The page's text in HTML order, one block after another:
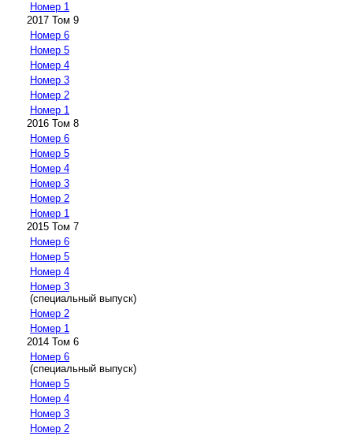
Номер 1
2017 Том 9
Номер 6
Номер 5
Номер 4
Номер 3
Номер 2
Номер 1
2016 Том 8
Номер 6
Номер 5
Номер 4
Номер 3
Номер 2
Номер 1
2015 Том 7
Номер 6
Номер 5
Номер 4
Номер 3
(специальный выпуск)
Номер 2
Номер 1
2014 Том 6
Номер 6
(специальный выпуск)
Номер 5
Номер 4
Номер 3
Номер 2